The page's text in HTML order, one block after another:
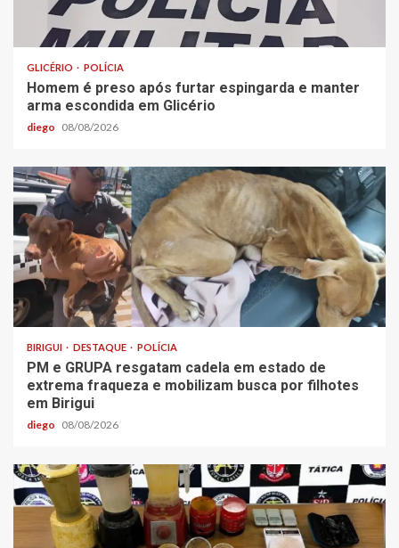
GLICÉRIO POLÍCIA
Homem é preso após furtar espingarda e manter
arma escondida em Glicério
diego 08/08/2026
BIRIGUI DESTAQUE POLÍCIA
PM e GRUPA resgatam cadela em estado de
extrema fraqueza e mobilizam busca por filhotes
em Birigui
diego 08/08/2026